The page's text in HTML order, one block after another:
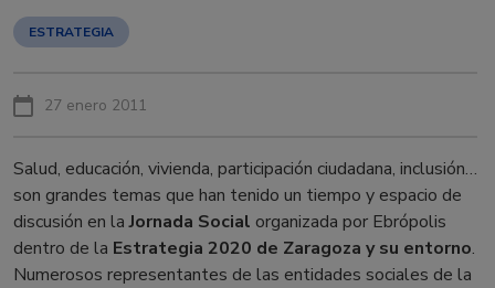
ESTRATEGIA
27 enero 2011
Salud, educación, vivienda, participación ciudadana, inclusión…
son grandes temas que han tenido un tiempo y espacio de
discusión en laJornada Social organizada por Ebrópolis
dentro de la Estrategia 2020 de Zaragoza y su entorno.
Numerosos representantes de las entidades sociales de la